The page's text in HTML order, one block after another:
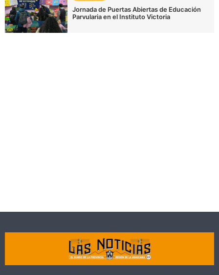
Jornada de Puertas Abiertas de Educación
Parvularia en el Instituto Victoria